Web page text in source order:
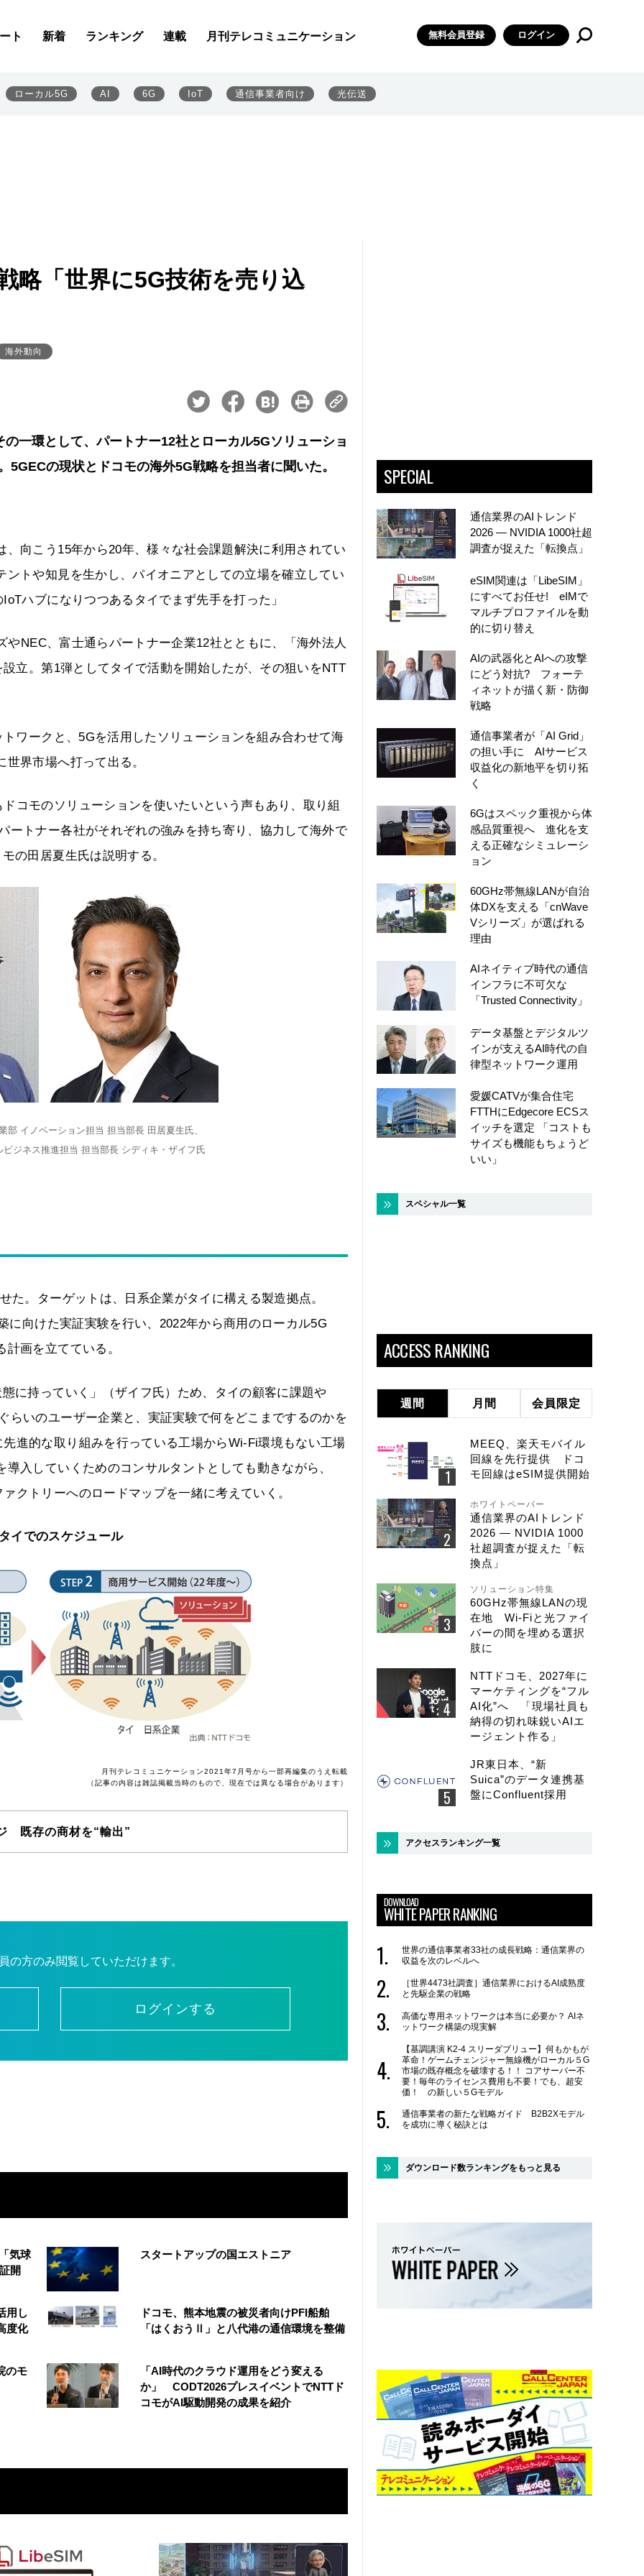
ト 新着 ランキング 連載 月刊テレコミュニケーション 無料会員登録 ログイン
ローカル5G AI 6G IoT 通信事業者向け 光伝送
略「世界に5G技術を売り込
海外動向
一環として、パートナー12社とローカル5Gソリューショ
の現状とドコモの海外5G戦略を担当者に聞いた。
向こう15年から20年、様々な社会課題解決に利用されてい
トや知見を生かし、パイオニアとしての立場を確立してい
ハブになりつつあるタイでまず先手を打った」
NEC、富士通らパートナー企業12社とともに、「海外法人
立。第1弾としてタイで活動を開始したが、その狙いをNTT
ワークと、5Gを活用したソリューションを組み合わせて海
界市場へ打って出る。
コモのソリューションを使いたいという声もあり、取り組
ートナー各社がそれぞれの強みを持ち寄り、協力して海外で
の田居夏生氏は説明する。
部 イノベーション担当 担当部長 田居夏生氏、
ジネス推進担当 担当部長 シディキ・ザイフ氏
た。ターゲットは、日系企業がタイに構える製造拠点。
に向けた実証実験を行い、2022年から商用のローカル5G
画を立てている。
に持っていく」（ザイフ氏）ため、タイの顧客に課題や
らいのユーザー企業と、実証実験で何をどこまでするのかを
進的な取り組みを行っている工場からWi-Fi環境もない工場
入していくためのコンサルタントとしても動きながら、
クトリーへのロードマップを一緒に考えていく。
イでのスケジュール
月刊テレコミュニケーション2021年7月号から一部再編集のうえ転載
（記事の内容は雑誌掲載当時のもので、現在では異なる場合があります）
既存の商材を“輸出”
の方のみ閲覧していただけます。
ログインする
気球
開
スタートアップの国エストニア
用し
度化
ドコモ、熊本地震の被災者向けPFI船舶
「はくおうⅡ」と八代港の通信環境を整備
のモ
「AI時代のクラウド運用をどう変える
か」 CODT2026プレスイベントでNTTド
コモがAI駆動開発の成果を紹介
SPECIAL
通信業界のAIトレンド
2026 ― NVIDIA 1000社超
調査が捉えた「転換点」
eSIM関連は「LibeSIM」
にすべてお任せ! eIMで
マルチプロファイルを動
的に切り替え
AIの武器化とAIへの攻撃
にどう対抗? フォーテ
ィネットが描く新・防御
戦略
通信事業者が「AI Grid」
の担い手に AIサービス
収益化の新地平を切り拓
く
6Gはスペック重視から体
感品質重視へ 進化を支
える正確なシミュレーシ
ョン
60GHz帯無線LANが自治
体DXを支える「cnWave
Vシリーズ」が選ばれる
理由
AIネイティブ時代の通信
インフラに不可欠な
「Trusted Connectivity」
データ基盤とデジタルツ
インが支えるAI時代の自
律型ネットワーク運用
愛媛CATVが集合住宅
FTTHにEdgecore ECSス
イッチを選定 「コストも
サイズも機能もちょうど
いい」
スペシャル一覧
ACCESS RANKING
週間 月間 会員限定
MEEQ、楽天モバイル
回線を先行提供 ドコ
モ回線はeSIM提供開始
ホワイトペーパー
通信業界のAIトレンド
2026 ― NVIDIA 1000
社超調査が捉えた「転
換点」
ソリューション特集
60GHz帯無線LANの現
在地 Wi-Fiと光ファイ
バーの間を埋める選択
肢に
NTTドコモ、2027年に
マーケティングを“フル
AI化”へ 「現場社員も
納得の切れ味鋭いAIエ
ージェント作る」
JR東日本、“新
Suica”のデータ連携基
盤にConfluent採用
アクセスランキング一覧
DOWNLOAD
WHITE PAPER RANKING
世界の通信事業者33社の成長戦略：通信業界の
収益を次のレベルへ
［世界4473社調査］通信業界におけるAI成熟度
と先駆企業の戦略
高価な専用ネットワークは本当に必要か？ AIネ
ットワーク構築の現実解
【基調講演 K2-4 スリーダブリュー】何もかもが
革命！ゲームチェンジャー無線機がローカル５G
市場の既存概念を破壊する！！ コアサーバー不
要！毎年のライセンス費用も不要！でも、超安
価！ の新しい５Gモデル
通信事業者の新たな戦略ガイド B2B2Xモデル
を成功に導く秘訣とは
ダウンロード数ランキングをもっと見る